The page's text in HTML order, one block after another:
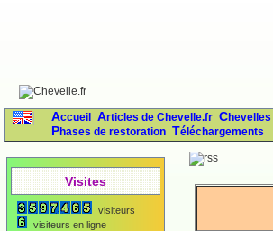
Accueil Articles de Chevelle.fr
Phases de restoration
Téléchargements
Visites
visiteurs
visiteurs en ligne